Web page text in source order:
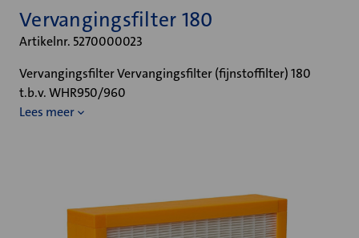
Vervangingsfilter 180
Artikelnr. 5270000023
Vervangingsfilter Vervangingsfilter (fijnstoffilter) 180
t.b.v. WHR950/960
Lees meer